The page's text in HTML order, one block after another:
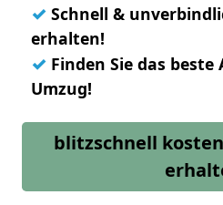
✓ Schnell &
erhalten!
✓ Finden Sie das
Umzug!
blitzschnell